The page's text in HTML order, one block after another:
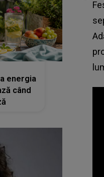
energia
când